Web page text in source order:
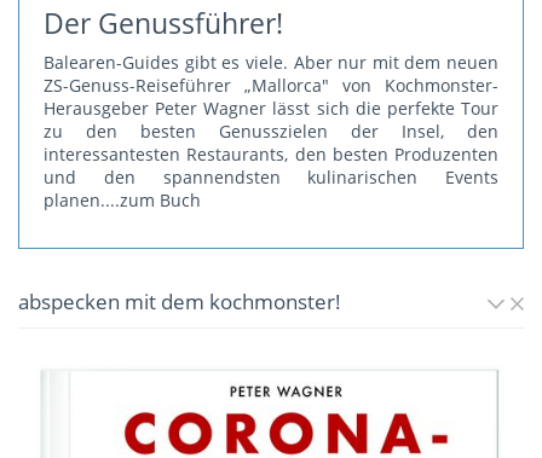
Der Genussführer!
Balearen-Guides gibt es viele. Aber nur mit dem neuen
ZS-Genuss-Reiseführer „Mallorca" von Kochmonster-
Herausgeber Peter Wagner lässt sich die perfekte Tour
zu den besten Genusszielen der Insel, den
interessantesten Restaurants, den besten Produzenten
und den spannendsten kulinarischen Events
planen....zum Buch
abspecken mit dem kochmonster!